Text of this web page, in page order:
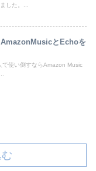
した。...
AmazonMusicとEchoを
で使い倒すならAmazon Music